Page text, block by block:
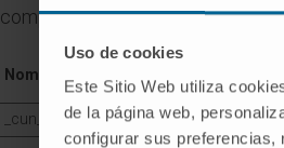
Uso de cookies
Este Sitio Web utiliza
de la página web,
configurar sus preferencias,
comporta o el aspecto que
Nombre
_cun_visit_